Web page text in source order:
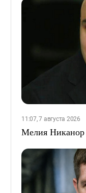
11:07, 7 августа 2026
Мелия